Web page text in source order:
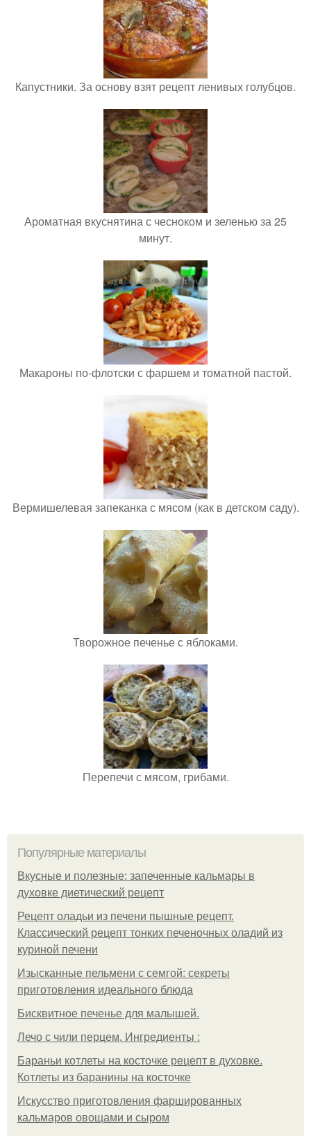
Капустники. За основу взят рецепт ленивых голубцов.
Ароматная вкуснятина с чесноком и зеленью за 25
минут.
Макароны по-флотски с фаршем и томатной пастой.
Вермишелевая запеканка с мясом (как в детском саду).
Творожное печенье с яблоками.
Перепечи с мясом, грибами.
Популярные материалы
Вкусные и полезные: запеченные кальмары в
духовке диетический рецепт
Рецепт оладьи из печени пышные рецепт.
Классический рецепт тонких печеночных оладий из
куриной печени
Изысканные пельмени с семгой: секреты
приготовления идеального блюда
Бисквитное печенье для малышей.
Лечо с чили перцем. Ингредиенты :
Бараньи котлеты на косточке рецепт в духовке.
Котлеты из баранины на косточке
Искусство приготовления фаршированных
кальмаров овощами и сыром